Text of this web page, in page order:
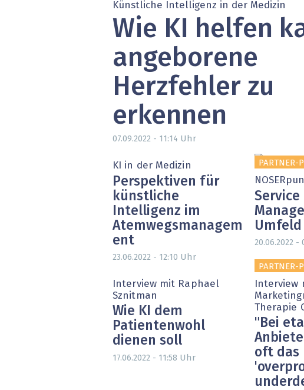
Künstliche Intelligenz in der Medizin
Wie KI helfen
angeborene
Herzfehler zu
erkennen
07.09.2022 - 11:14 Uhr
KI in der Medizin
Perspektiven für
künstliche
Intelligenz im
Atemwegsmanagem
ent
23.06.2022 - 12:10 Uhr
PARTNER-
Service
Umfeld
20.06.2022 -
Interview mit Raphael
Sznitman
Wie KI dem
Patientenwohl
dienen soll
17.06.2022 - 11:58 Uhr
PARTNER-
Interview
Therapie
"Bei
oft das